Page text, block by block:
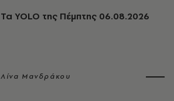
Τα YOLO της Πέμπτης 06.08.2026
Λίνα Μανδράκου